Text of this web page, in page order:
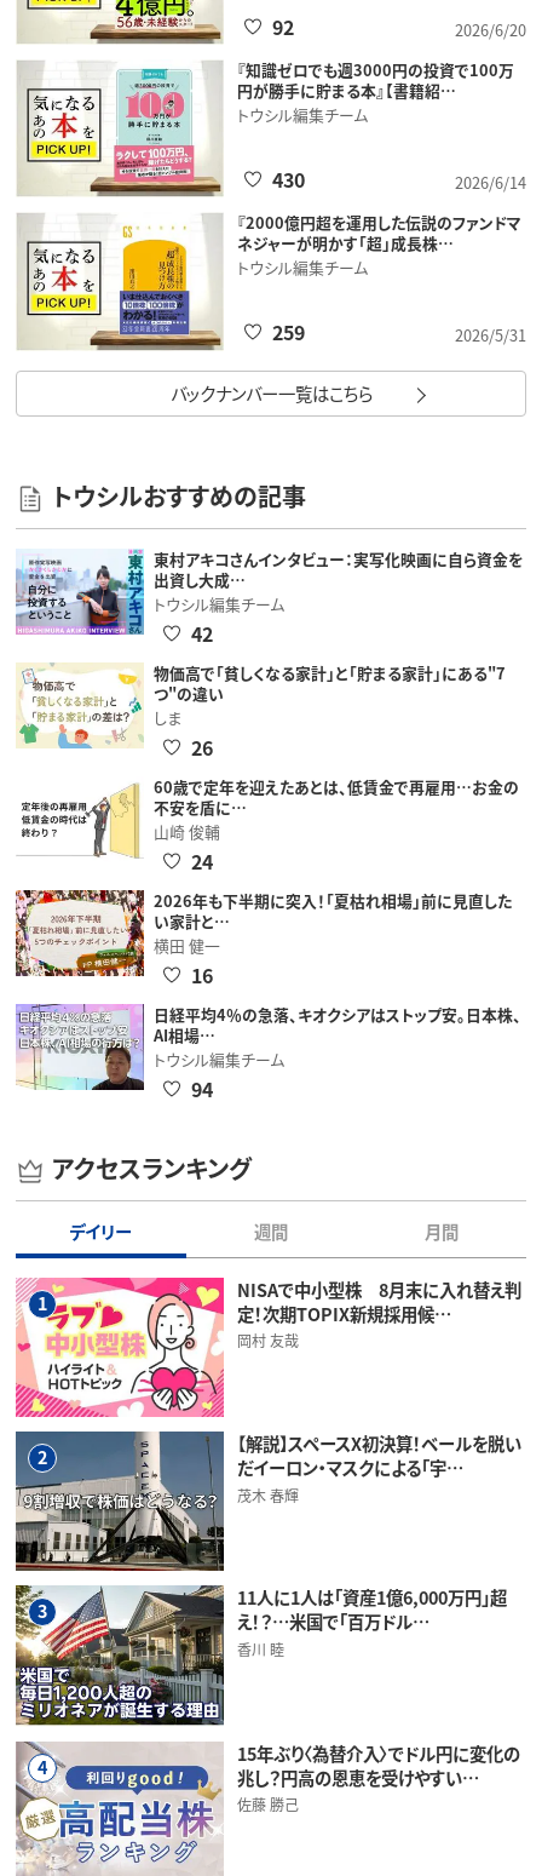
2026/6/20
92
『知識ゼロでも週3000円の投資で100万
円が勝手に貯まる本』【書籍紹…
トウシル編集チーム
2026/6/14
430
『2000億円超を運用した伝説のファンドマ
ネジャーが明かす「超」成長株…
トウシル編集チーム
2026/5/31
259
バックナンバー一覧はこちら
トウシルおすすめの記事
東村アキコさんインタビュー：実写化映画に自ら資金を
出資し大成…
トウシル編集チーム
42
物価高で「貧しくなる家計」と「貯まる家計」にある"7
つ"の違い
しま
26
60歳で定年を迎えたあとは、低賃金で再雇用…お金の
不安を盾に…
山崎 俊輔
24
2026年も下半期に突入！「夏枯れ相場」前に見直した
い家計と…
横田 健一
16
日経平均4％の急落、キオクシアはストップ安。日本株、
AI相場…
トウシル編集チーム
94
アクセスランキング
デイリー 週間 月間
1
NISAで中小型株 8月末に入れ替え判
定！次期TOPIX新規採用候…
岡村 友哉
2
【解説】スペースX初決算！ベールを脱い
だイーロン・マスクによる「宇…
茂木 春輝
3
11人に1人は「資産1億6,000万円」超
え！？…米国で「百万ドル…
香川 睦
4
15年ぶり〈為替介入〉でドル円に変化の
兆し？円高の恩恵を受けやすい…
佐藤 勝己